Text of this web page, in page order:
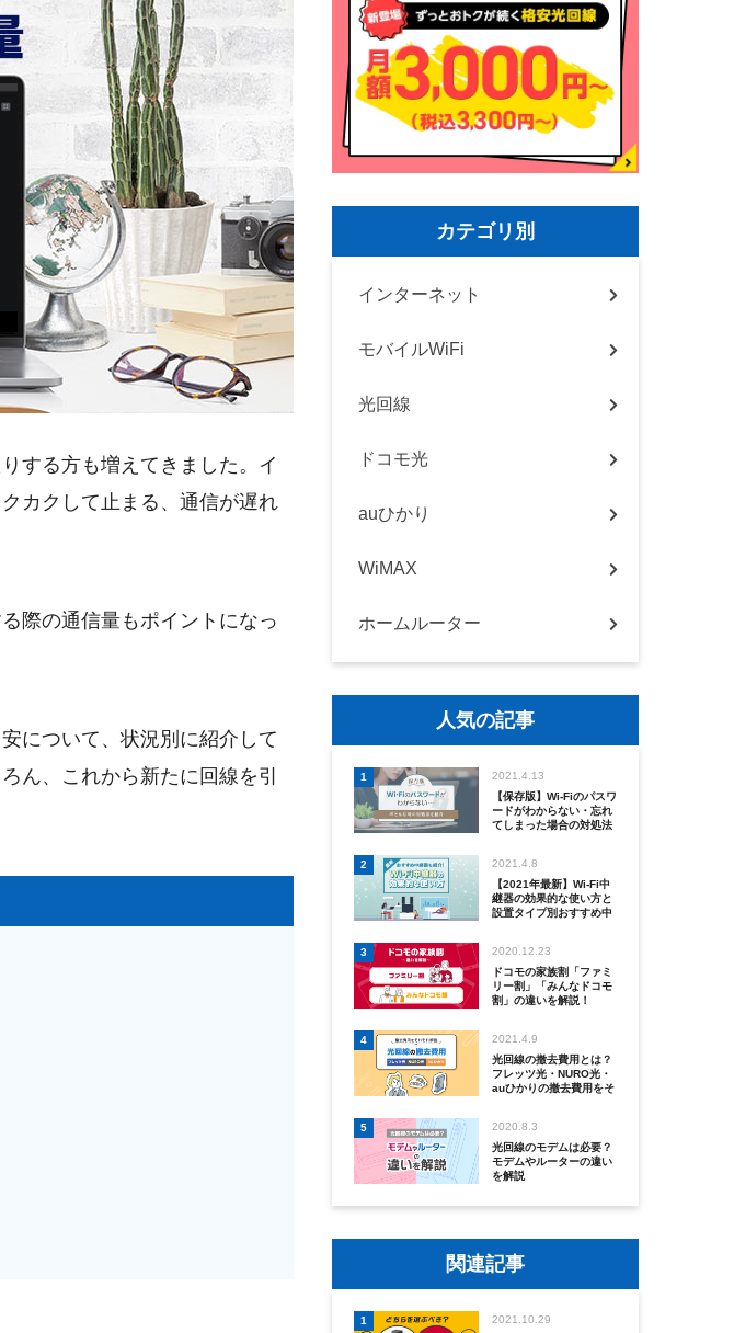
する方も増えてきました。イ
カクして止まる、通信が遅れ
際の通信量もポイントになっ
について、状況別に紹介して
ん、これから新たに回線を引
カテゴリ別
インターネット
モバイルWiFi
光回線
ドコモ光
auひかり
WiMAX
ホームルーター
人気の記事
1
2021.4.13
【保存版】Wi-Fiのパスワ
ードがわからない・忘れ
てしまった場合の対処法
2
2021.4.8
【2021年最新】Wi-Fi中
継器の効果的な使い方と
設置タイプ別おすすめ中
3
2020.12.23
ドコモの家族割「ファミ
リー割」「みんなドコモ
割」の違いを解説！
4
2021.4.9
光回線の撤去費用とは？
フレッツ光・NURO光・
auひかりの撤去費用をそ
5
2020.8.3
光回線のモデムは必要？
モデムやルーターの違い
を解説
関連記事
1
2021.10.29